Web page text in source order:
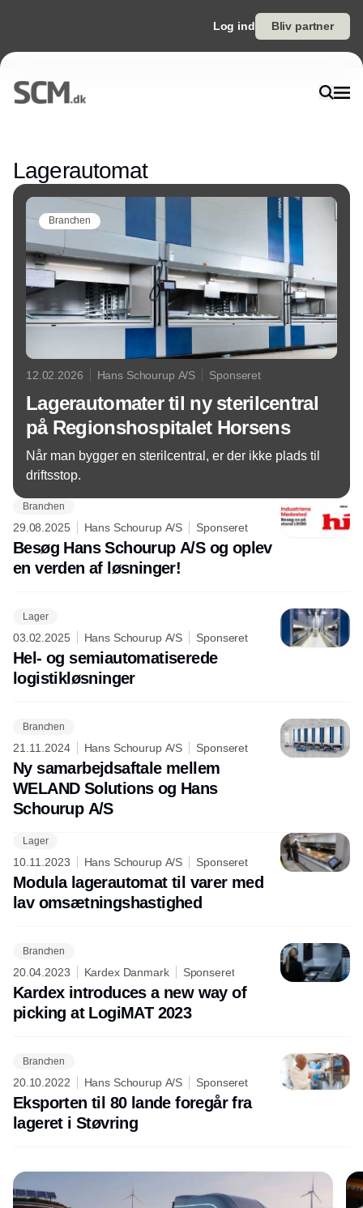
Log ind Bliv partner
Lagerautomat
Branchen
12.02.2026 Hans Schourup A/S Sponseret
Lagerautomater til ny sterilcentral
på Regionshospitalet Horsens
Når man bygger en sterilcentral, er der ikke plads til
driftsstop.
Branchen
29.08.2025 Hans Schourup A/S Sponseret
Besøg Hans Schourup A/S og oplev
en verden af løsninger!
Lager
03.02.2025 Hans Schourup A/S Sponseret
Hel- og semiautomatiserede
logistikløsninger
Branchen
21.11.2024 Hans Schourup A/S Sponseret
Ny samarbejdsaftale mellem
WELAND Solutions og Hans
Schourup A/S
Lager
10.11.2023 Hans Schourup A/S Sponseret
Modula lagerautomat til varer med
lav omsætningshastighed
Branchen
20.04.2023 Kardex Danmark Sponseret
Kardex introduces a new way of
picking at LogiMAT 2023
Branchen
20.10.2022 Hans Schourup A/S Sponseret
Eksporten til 80 lande foregår fra
lageret i Støvring